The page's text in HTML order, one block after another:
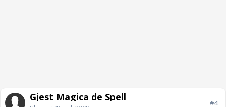
Gjest Magica de Spell #4